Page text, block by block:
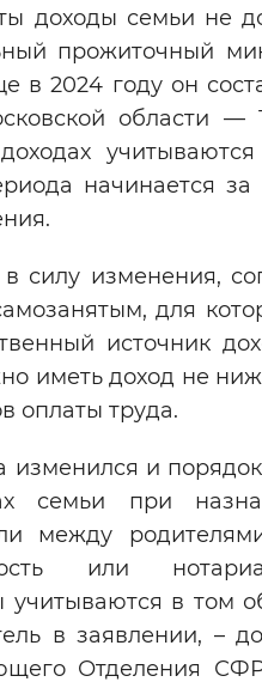
ассистент
Остановить
настройки
доходы семьи не
прожиточный
в 2024 году он
области —
начинается за
силу изменения,
для
источник
иметь доход не
оплаты труда.
изменился и
семьи при
между
или
учитываются в том
в заявлении, –
Отделения